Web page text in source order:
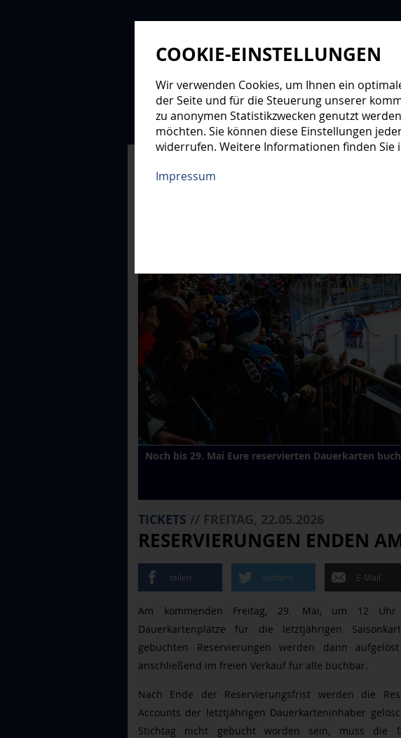
NEWS PROFIS NACHWUCHS
Noch bis 29. Mai Eure reservierten Dauerkarten
TICKETS // FREITAG, 22.05.2026
RESERVIERUNGEN ENDEN
teilen twittern E-Mail
Am kommenden Freitag, 29. Mai, um 12 Uhr
Dauerkartenplätze für die letztjährigen
gebuchten Reservierungen werden dann
anschließend im freien Verkauf für alle buchbar.
Nach Ende der Reservierungsfrist werden die
Accounts der letztjährigen Dauerkarteninhaber
Stichtag nicht gebucht worden sein, muss die
COOKIE-EINSTELLUNGEN
Wir verwenden Cookies, um Ihnen ein
der Seite und für die Steuerung unserer
zu anonymen Statistikzwecken genutzt
möchten. Sie können diese Einstellungen
widerrufen. Weitere Informationen finden Sie
Impressum